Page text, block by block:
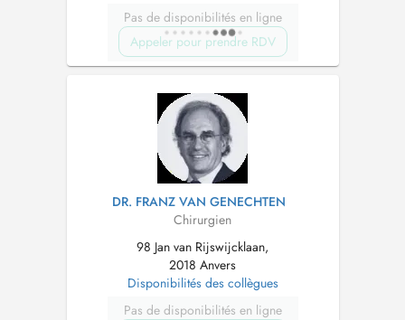
Pas de disponibilités en ligne
Appeler pour prendre RDV
DR. FRANZ VAN GENECHTEN
Chirurgien
98 Jan van Rijswijcklaan,
2018 Anvers
Disponibilités des collègues
Pas de disponibilités en ligne